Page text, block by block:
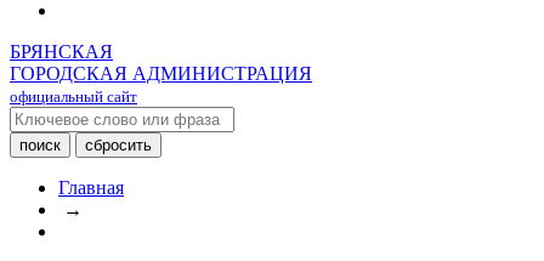
БРЯНСКАЯ
ГОРОДСКАЯ АДМИНИСТРАЦИЯ
официальный сайт
Главная
→